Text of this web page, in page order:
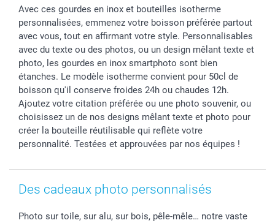
Chèque Cadeau
Investor Relations
B2B smartbusiness
Droit de rétractation
Mariage
Fête d'anniversaire
Collection naissance
Tous les évènements
Modes de Paiement
Identifiez-vous
Plan du site
Statut de ma commande
smarfriends
smartgarantie
smartbonus
Avec ces gourdes en inox et bouteilles isotherme
personnalisées, emmenez votre boisson préférée partout
avec vous, tout en affirmant votre style. Personnalisables
avec du texte ou des photos, ou un design mêlant texte et
photo, les gourdes en inox smartphoto sont bien
étanches. Le modèle isotherme convient pour 50cl de
boisson qu'il conserve froides 24h ou chaudes 12h.
Ajoutez votre citation préférée ou une photo souvenir, ou
choisissez un de nos designs mêlant texte et photo pour
créer la bouteille réutilisable qui reflète votre
personnalité. Testées et approuvées par nos équipes !
Des cadeaux photo personnalisés
Photo sur toile, sur alu, sur bois, pêle-mêle… notre vaste